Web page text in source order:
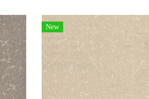
New